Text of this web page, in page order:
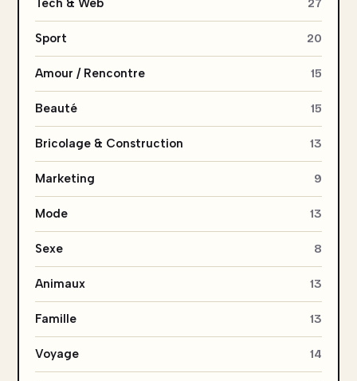
Tech & Web 27
Sport 20
Amour / Rencontre 15
Beauté 15
Bricolage & Construction 13
Marketing 9
Mode 13
Sexe 8
Animaux 13
Famille 13
Voyage 14